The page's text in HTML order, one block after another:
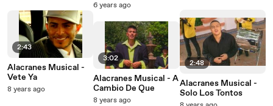
2:43
Alacranes Musical -
Vete Ya
8 years ago
6 years ago
3:02
Alacranes Musical - A
Cambio De Que
8 years ago
2:48
Alacranes Musical -
Solo Los Tontos